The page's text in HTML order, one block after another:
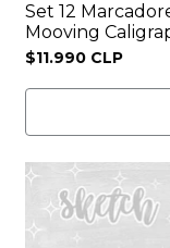
Set 12
Mooving
$11.990 CLP